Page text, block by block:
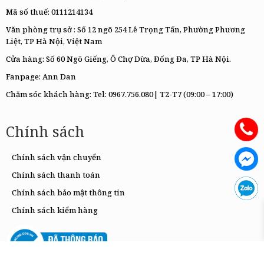
Mã số thuế: 0111214134
Văn phòng trụ sở : Số 12 ngõ 254 Lê Trọng Tấn, Phường Phương
Liệt, TP Hà Nội, Việt Nam
Cửa hàng: Số 60 Ngõ Giếng, Ô Chợ Dừa, Đống Đa, TP Hà Nội.
Fanpage: Ann Dan
Chăm sóc khách hàng: Tel: 0967.756.080| T2-T7 (09:00 – 17:00)
Chính sách
Chính sách vận chuyển
Chính sách thanh toán
Chính sách bảo mật thông tin
Chính sách kiểm hàng